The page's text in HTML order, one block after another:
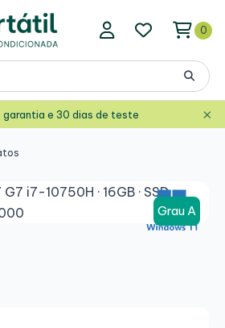
0
garantia e 30 dias de teste ×
Grau A